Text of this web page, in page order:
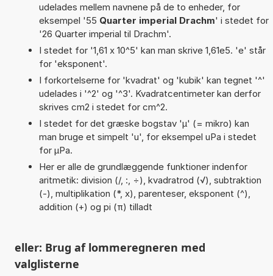
udelades mellem navnene på de to enheder, for
eksempel '55 Quarter imperial Drachm' i stedet for
'26 Quarter imperial til Drachm'.
I stedet for '1,61 x 10^5' kan man skrive 1,61e5. 'e' står
for 'eksponent'.
I forkortelserne for 'kvadrat' og 'kubik' kan tegnet '^'
udelades i '^2' og '^3'. Kvadratcentimeter kan derfor
skrives cm2 i stedet for cm^2.
I stedet for det græske bogstav 'µ' (= mikro) kan
man bruge et simpelt 'u', for eksempel uPa i stedet
for µPa.
Her er alle de grundlæggende funktioner indenfor
aritmetik: division (/, :, ÷), kvadratrod (√), subtraktion
(-), multiplikation (*, x), parenteser, eksponent (^),
addition (+) og pi (π) tilladt
eller: Brug af lommeregneren med
valglisterne